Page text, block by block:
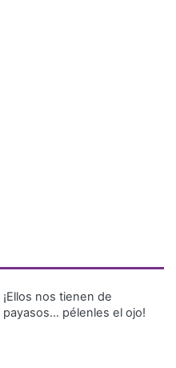
¡Ellos nos tienen de
payasos… pélenles el ojo!